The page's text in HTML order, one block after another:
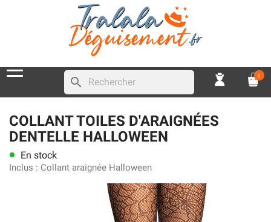
search 0
COLLANT TOILES D'ARAIGNÉES
DENTELLE HALLOWEEN
lens En stock
Inclus : Collant araignée Halloween